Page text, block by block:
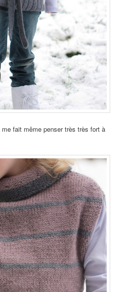
fait même penser très très fort à